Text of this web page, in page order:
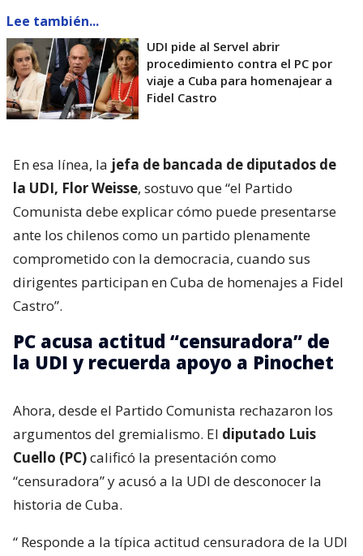
Lee también...
UDI pide al Servel abrir
procedimiento contra el PC por
viaje a Cuba para homenajear a
Fidel Castro
En esa línea, la jefa de bancada de diputados de
la UDI, Flor Weisse, sostuvo que “el Partido
Comunista debe explicar cómo puede presentarse
ante los chilenos como un partido plenamente
comprometido con la democracia, cuando sus
dirigentes participan en Cuba de homenajes a Fidel
Castro”.
PC acusa actitud “censuradora” de
la UDI y recuerda apoyo a Pinochet
Ahora, desde el Partido Comunista rechazaron los
argumentos del gremialismo. El diputado Luis
Cuello (PC)calificó la presentación como
“censuradora” y acusó a la UDI de desconocer la
historia de Cuba.
“ Responde a la típica actitud censuradora de la UDI